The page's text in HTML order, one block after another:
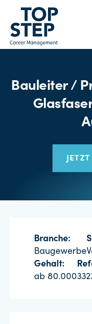
Bauleiter /
Branche:
Baugewerbe
Gehalt:
ab 80.000